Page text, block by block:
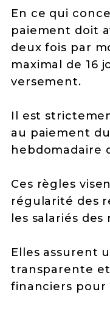
En ce qui
paiement doit
deux fois par
maximal de 16
versement.
Il est
au paiement
hebdomadaire
Ces règles
régularité des
les salariés
Elles assurent
transparente
financiers pour